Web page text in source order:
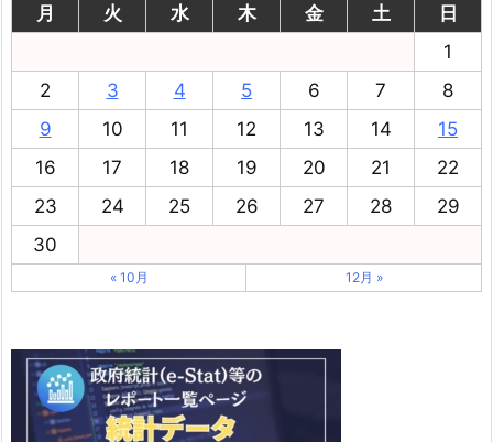
月
火 水 木 金 土
日
1
2
3 4 5 6 7
8
9
10 11 12 13 14
15
16
17 18 19 20 21
22
23
24 25 26 27 28
29
30
« 10月 12月 »